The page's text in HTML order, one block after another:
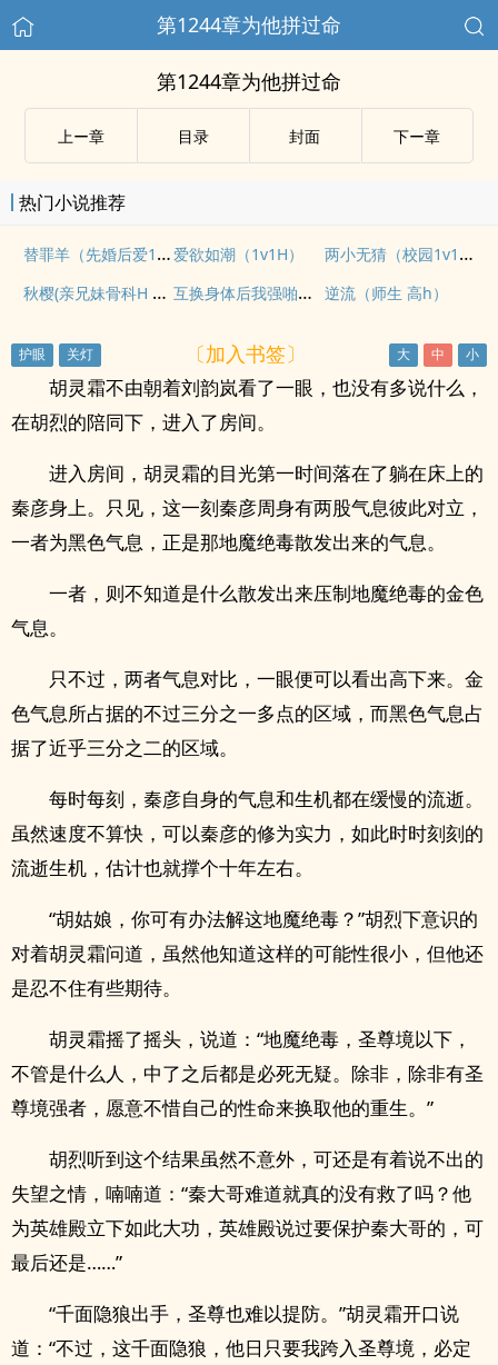
第1244章为他拼过命
第1244章为他拼过命
上ー章 目录 封面 下ー章
热门小说推荐
替罪羊（先婚后爱1v1）爱欲如潮（1v1H）
两小无猜（校园1v1，高H）
秋樱(亲兄妹骨科H 1V1)
互换身体后我强啪了竹马（高H1V1甜宠） 逆流（师生 高h）
〔加入书签〕
胡灵霜不由朝着刘韵岚看了一眼，也没有多说什么，
在胡烈的陪同下，进入了房间。
进入房间，胡灵霜的目光第一时间落在了躺在床上的
秦彦身上。只见，这一刻秦彦周身有两股气息彼此对立，
一者为黑色气息，正是那地魔绝毒散发出来的气息。
一者，则不知道是什么散发出来压制地魔绝毒的金色
气息。
只不过，两者气息对比，一眼便可以看出高下来。金
色气息所占据的不过三分之一多点的区域，而黑色气息占
据了近乎三分之二的区域。
每时每刻，秦彦自身的气息和生机都在缓慢的流逝。
虽然速度不算快，可以秦彦的修为实力，如此时时刻刻的
流逝生机，估计也就撑个十年左右。
“胡姑娘，你可有办法解这地魔绝毒？”胡烈下意识的
对着胡灵霜问道，虽然他知道这样的可能性很小，但他还
是忍不住有些期待。
胡灵霜摇了摇头，说道：“地魔绝毒，圣尊境以下，
不管是什么人，中了之后都是必死无疑。除非，除非有圣
尊境强者，愿意不惜自己的性命来换取他的重生。”
胡烈听到这个结果虽然不意外，可还是有着说不出的
失望之情，喃喃道：“秦大哥难道就真的没有救了吗？他
为英雄殿立下如此大功，英雄殿说过要保护秦大哥的，可
最后还是……”
“千面隐狼出手，圣尊也难以提防。”胡灵霜开口说
道：“不过，这千面隐狼，他日只要我跨入圣尊境，必定